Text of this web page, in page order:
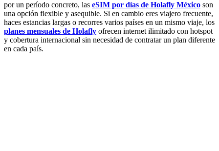
por un período concreto, las eSIM por días de Holafly México son
una opción flexible y asequible. Si en cambio eres viajero frecuente,
haces estancias largas o recorres varios países en un mismo viaje, los
planes mensuales de Holafly ofrecen internet ilimitado con hotspot
y cobertura internacional sin necesidad de contratar un plan diferente
en cada país.